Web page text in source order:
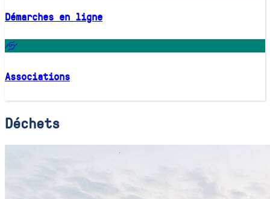
Démarches en ligne
Associations
Déchets